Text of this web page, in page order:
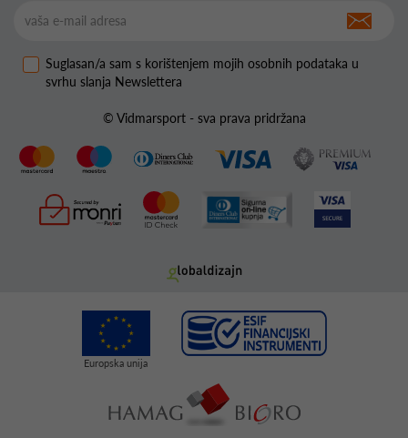
Suglasan/a sam s korištenjem mojih osobnih podataka u
svrhu slanja Newslettera
© Vidmarsport - sva prava pridržana